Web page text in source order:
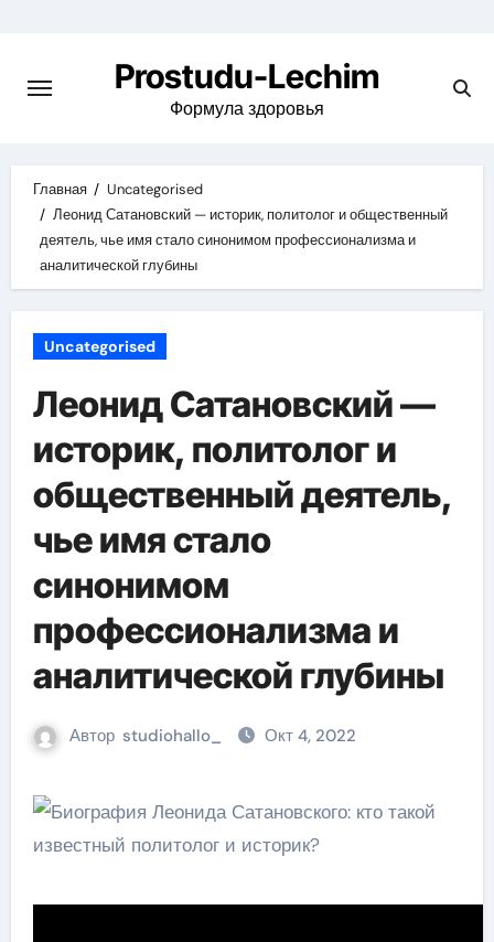
содержимому
Prostudu-Lechim
Формула здоровья
Главная
Uncategorised
Леонид Сатановский — историк, политолог и общественный
деятель, чье имя стало синонимом профессионализма и
аналитической глубины
Uncategorised
Леонид Сатановский —
историк, политолог и
общественный деятель,
чье имя стало
синонимом
профессионализма и
аналитической глубины
Автор studiohallo_ Окт 4, 2022